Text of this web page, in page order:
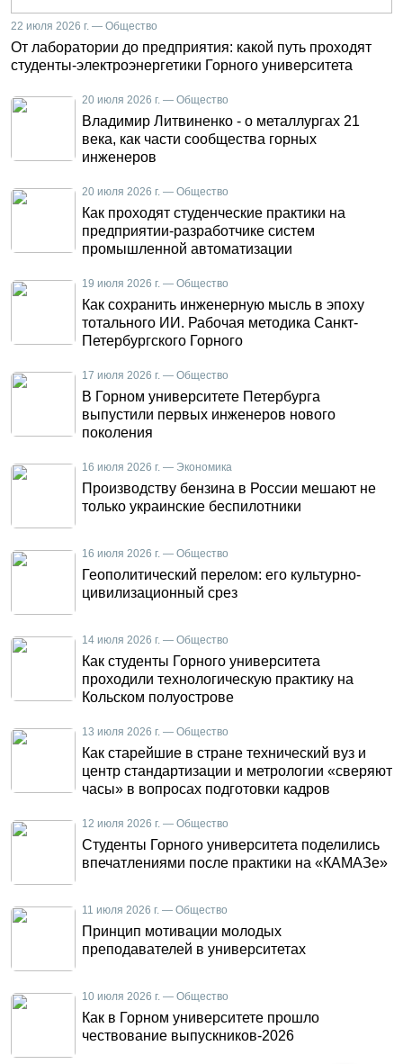
22 июля 2026 г. — Общество
От лаборатории до предприятия: какой путь проходят
студенты-электроэнергетики Горного университета
20 июля 2026 г. — Общество
Владимир Литвиненко - о металлургах 21
века, как части сообщества горных
инженеров
20 июля 2026 г. — Общество
Как проходят студенческие практики на
предприятии-разработчике систем
промышленной автоматизации
19 июля 2026 г. — Общество
Как сохранить инженерную мысль в эпоху
тотального ИИ. Рабочая методика Санкт-
Петербургского Горного
17 июля 2026 г. — Общество
В Горном университете Петербурга
выпустили первых инженеров нового
поколения
16 июля 2026 г. — Экономика
Производству бензина в России мешают не
только украинские беспилотники
16 июля 2026 г. — Общество
Геополитический перелом: его культурно-
цивилизационный срез
14 июля 2026 г. — Общество
Как студенты Горного университета
проходили технологическую практику на
Кольском полуострове
13 июля 2026 г. — Общество
Как старейшие в стране технический вуз и
центр стандартизации и метрологии «сверяют
часы» в вопросах подготовки кадров
12 июля 2026 г. — Общество
Студенты Горного университета поделились
впечатлениями после практики на «КАМАЗе»
11 июля 2026 г. — Общество
Принцип мотивации молодых
преподавателей в университетах
10 июля 2026 г. — Общество
Как в Горном университете прошло
чествование выпускников-2026